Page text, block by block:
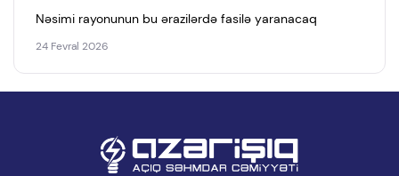
Nəsimi rayonunun bu ərazilərdə fasilə yaranacaq
24 Fevral 2026